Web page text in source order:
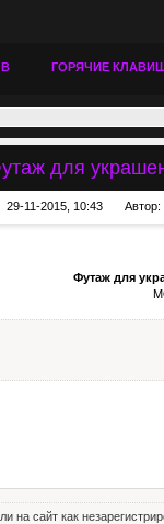
ГОРЯЧИЕ
для
29-11-2015, 10:43 Автор:
Футаж для
на сайт как